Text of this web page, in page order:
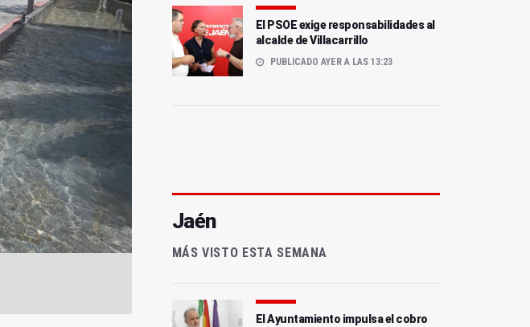
El PSOE exige responsabilidades al
alcalde de Villacarrillo
PUBLICADO AYER A LAS 13:23
Jaén
MÁS VISTO ESTA SEMANA
El Ayuntamiento impulsa el cobro